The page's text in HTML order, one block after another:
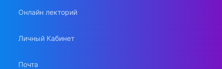
Онлайн лекторий
Личный Кабинет
Почта